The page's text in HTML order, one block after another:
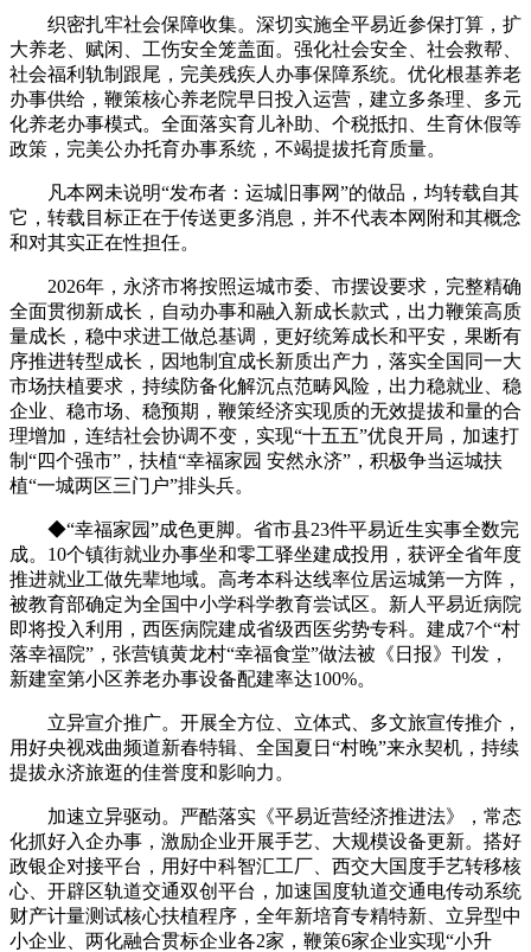
织密扎牢社会保障收集。深切实施全平易近参保打算，扩
大养老、赋闲、工伤安全笼盖面。强化社会安全、社会救帮、
社会福利轨制跟尾，完美残疾人办事保障系统。优化根基养老
办事供给，鞭策核心养老院早日投入运营，建立多条理、多元
化养老办事模式。全面落实育儿补助、个税抵扣、生育休假等
政策，完美公办托育办事系统，不竭提拔托育质量。
凡本网未说明“发布者：运城旧事网”的做品，均转载自其
它，转载目标正在于传送更多消息，并不代表本网附和其概念
和对其实正在性担任。
2026年，永济市将按照运城市委、市摆设要求，完整精确
全面贯彻新成长，自动办事和融入新成长款式，出力鞭策高质
量成长，稳中求进工做总基调，更好统筹成长和平安，果断有
序推进转型成长，因地制宜成长新质出产力，落实全国同一大
市场扶植要求，持续防备化解沉点范畴风险，出力稳就业、稳
企业、稳市场、稳预期，鞭策经济实现质的无效提拔和量的合
理增加，连结社会协调不变，实现“十五五”优良开局，加速打
制“四个强市”，扶植“幸福家园 安然永济”，积极争当运城扶
植“一城两区三门户”排头兵。
◆“幸福家园”成色更脚。省市县23件平易近生实事全数完
成。10个镇街就业办事坐和零工驿坐建成投用，获评全省年度
推进就业工做先辈地域。高考本科达线率位居运城第一方阵，
被教育部确定为全国中小学科学教育尝试区。新人平易近病院
即将投入利用，西医病院建成省级西医劣势专科。建成7个“村
落幸福院”，张营镇黄龙村“幸福食堂”做法被《日报》刊发，
新建室第小区养老办事设备配建率达100%。
立异宣介推广。开展全方位、立体式、多文旅宣传推介，
用好央视戏曲频道新春特辑、全国夏日“村晚”来永契机，持续
提拔永济旅逛的佳誉度和影响力。
加速立异驱动。严酷落实《平易近营经济推进法》，常态
化抓好入企办事，激励企业开展手艺、大规模设备更新。搭好
政银企对接平台，用好中科智汇工厂、西交大国度手艺转移核
心、开辟区轨道交通双创平台，加速国度轨道交通电传动系统
财产计量测试核心扶植程序，全年新培育专精特新、立异型中
小企业、两化融合贯标企业各2家，鞭策6家企业实现“小升